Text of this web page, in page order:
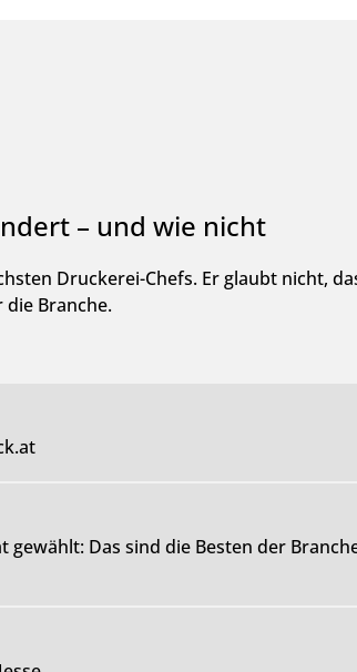
– und wie nicht
Druckerei-Chefs. Er glaubt nicht,
Branche.
gewählt: Das sind die Besten der